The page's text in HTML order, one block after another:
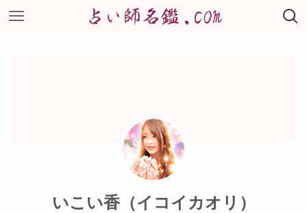
いこい香（イコイカオリ）